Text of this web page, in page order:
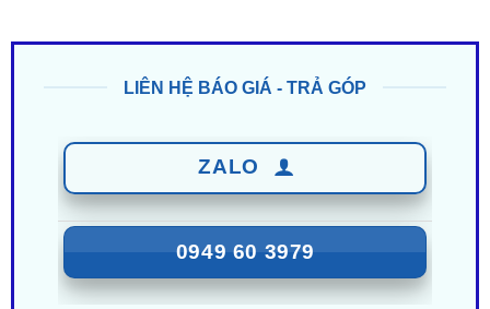
0949 60 3979